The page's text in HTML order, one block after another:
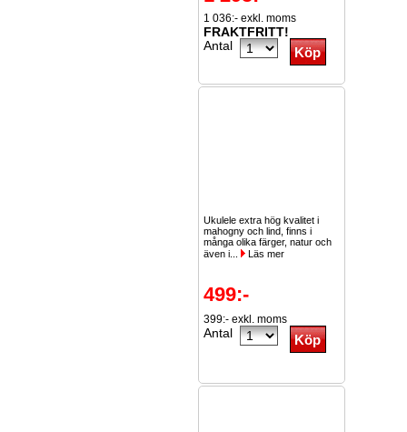
1 036:- exkl. moms
FRAKTFRITT!
Antal
Ukulele extra hög kvalitet i
mahogny och lind, finns i
många olika färger, natur och
även i...
Läs mer
499:-
399:- exkl. moms
Antal